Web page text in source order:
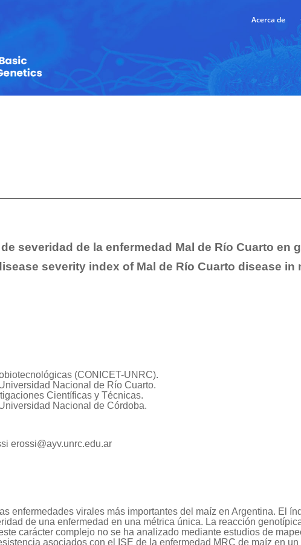
Acerca de
severidad de la enfermedad Mal de Río Cuarto en
severity index of Mal de Río Cuarto disease in
(CONICET-UNRC).
Nacional de Río Cuarto.
Científicas y Técnicas.
Nacional de Córdoba.
erossi@ayv.unrc.edu.ar
enfermedades virales más importantes del maíz en Argentina. El
de una enfermedad en una métrica única. La reacción
carácter complejo no se ha analizado mediante estudios de
asociados con el ISE de la enfermedad MRC de maíz en